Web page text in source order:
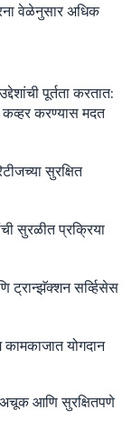
वेळेनुसार अधिक
पूर्तता करतात:
कव्हर करण्यास मदत
सुरक्षित
सुरळीत प्रक्रिया
ट्रान्झॅक्शन सर्व्हिसेस
कामकाजात योगदान
आणि सुरक्षितपणे